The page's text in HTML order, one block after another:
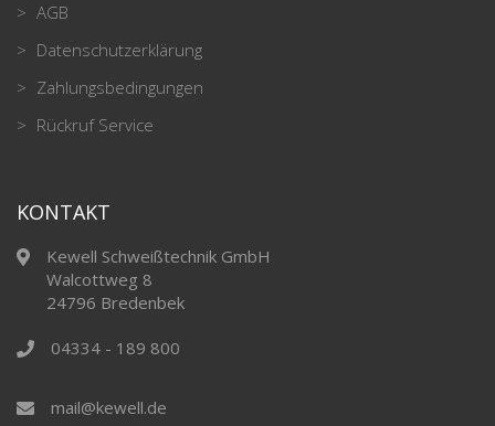
AGB
Datenschutzerklärung
Zahlungsbedingungen
Rückruf Service
KONTAKT
Kewell Schweißtechnik GmbH
Walcottweg 8
24796 Bredenbek
04334 - 189 800
mail@kewell.de